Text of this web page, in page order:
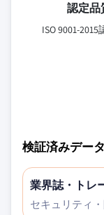
認定品
ISO 9001-
検証済みデー
業界誌・トレ
セキュリティ